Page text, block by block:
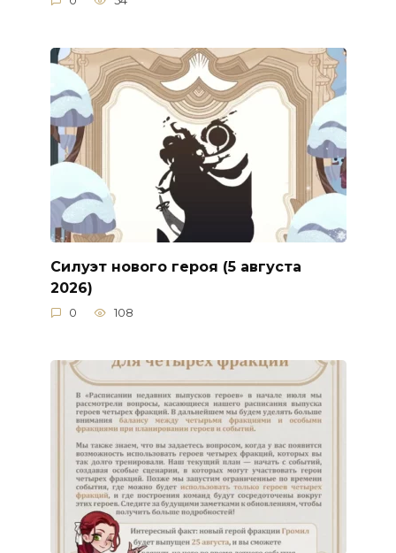
Силуэт нового героя (5 августа
2026)
0 108